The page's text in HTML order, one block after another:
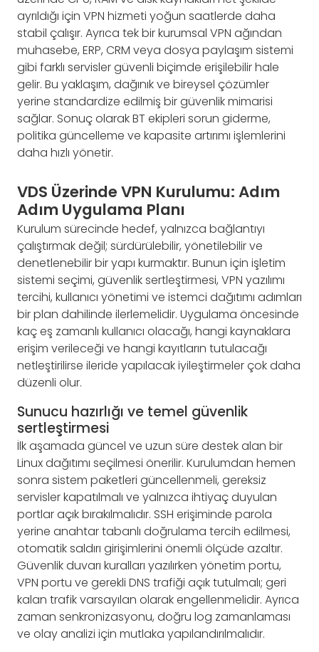
ayrıldığı için VPN hizmeti yoğun saatlerde daha
stabil çalışır. Ayrıca tek bir kurumsal VPN ağından
muhasebe, ERP, CRM veya dosya paylaşım sistemi
gibi farklı servisler güvenli biçimde erişilebilir hale
gelir. Bu yaklaşım, dağınık ve bireysel çözümler
yerine standardize edilmiş bir güvenlik mimarisi
sağlar. Sonuç olarak BT ekipleri sorun giderme,
politika güncelleme ve kapasite artırımı işlemlerini
daha hızlı yönetir.
VDS Üzerinde VPN Kurulumu: Adım
Adım Uygulama Planı
Kurulum sürecinde hedef, yalnızca bağlantıyı
çalıştırmak değil; sürdürülebilir, yönetilebilir ve
denetlenebilir bir yapı kurmaktır. Bunun için işletim
sistemi seçimi, güvenlik sertleştirmesi, VPN yazılımı
tercihi, kullanıcı yönetimi ve istemci dağıtımı adımları
bir plan dahilinde ilerlemelidir. Uygulama öncesinde
kaç eş zamanlı kullanıcı olacağı, hangi kaynaklara
erişim verileceği ve hangi kayıtların tutulacağı
netleştirilirse ileride yapılacak iyileştirmeler çok daha
düzenli olur.
Sunucu hazırlığı ve temel güvenlik
sertleştirmesi
İlk aşamada güncel ve uzun süre destek alan bir
Linux dağıtımı seçilmesi önerilir. Kurulumdan hemen
sonra sistem paketleri güncellenmeli, gereksiz
servisler kapatılmalı ve yalnızca ihtiyaç duyulan
portlar açık bırakılmalıdır. SSH erişiminde parola
yerine anahtar tabanlı doğrulama tercih edilmesi,
otomatik saldırı girişimlerini önemli ölçüde azaltır.
Güvenlik duvarı kuralları yazılırken yönetim portu,
VPN portu ve gerekli DNS trafiği açık tutulmalı; geri
kalan trafik varsayılan olarak engellenmelidir. Ayrıca
zaman senkronizasyonu, doğru log zamanlaması
ve olay analizi için mutlaka yapılandırılmalıdır.